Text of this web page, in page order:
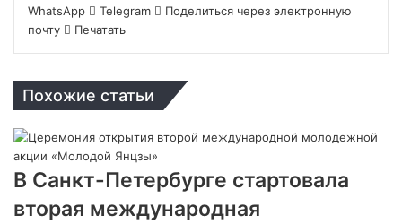
WhatsApp
Telegram
Поделиться через электронную
почту
Печатать
Похожие статьи
В Санкт-Петербурге стартовала
вторая международная